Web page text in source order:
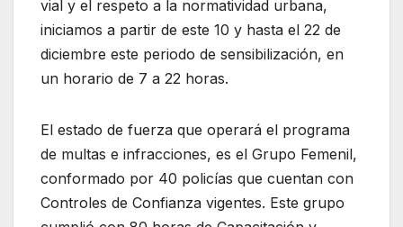
vial y el respeto a la normatividad urbana,
iniciamos a partir de este 10 y hasta el 22 de
diciembre este periodo de sensibilización, en
un horario de 7 a 22 horas.
El estado de fuerza que operará el programa
de multas e infracciones, es el Grupo Femenil,
conformado por 40 policías que cuentan con
Controles de Confianza vigentes. Este grupo